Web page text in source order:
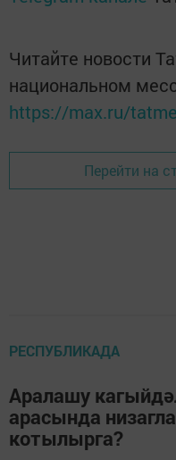
Читайте новости
национальном
https://max.ru/
Перейти на
РЕСПУБЛИКАДА
Аралашу
арасында
котылырга?